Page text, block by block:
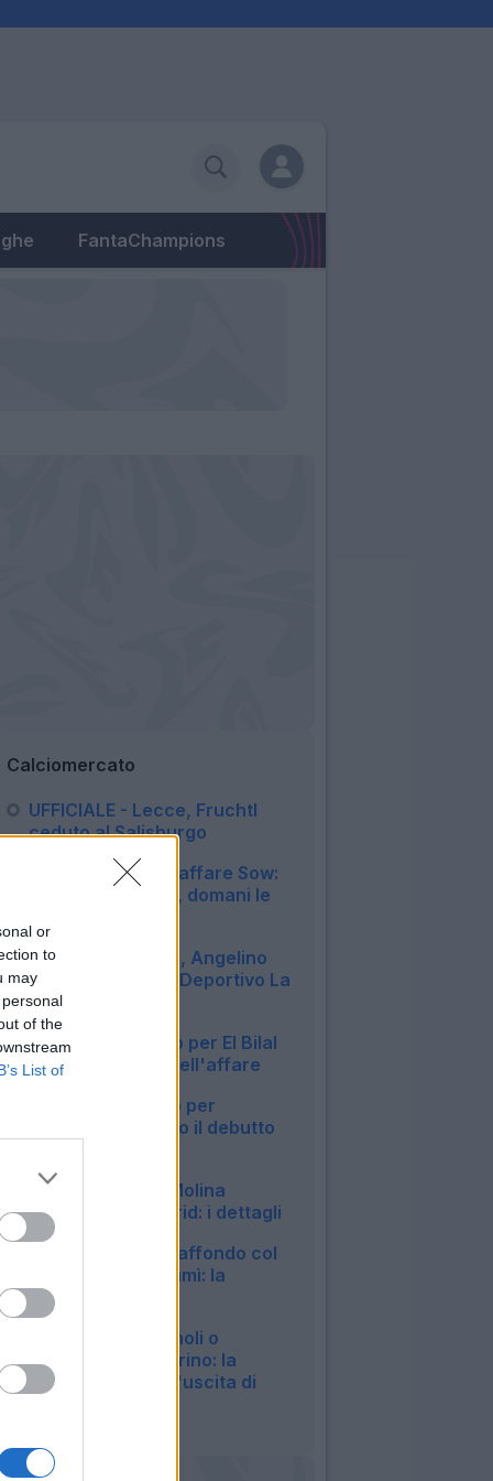
or
to
may
of the
List of
FantaChampions
Calciomercato
UFFICIALE - Lecce, Fruchtl
ceduto al Salisburgo
Genoa, definito l'affare Sow:
giocatore in città, domani le
21:21
UFFICIALE - Roma, Angelino
saluta e passa al Deportivo La
Coruña
21:17
Parma, tutto fatto per El Bilal
Touré: i dettagli dell'affare
Genoa, infortunio per
Meichtry: a rischio il debutto
18:28
Roma, fatta per Molina
dall'Atletico Madrid: i dettagli
18:04
Juventus, nuovo affondo col
Bologna per Lucumì: la
situazione
16:17
Atalanta, Romagnoli o
Kristensen nel mirino: la
situazione dopo l'uscita di